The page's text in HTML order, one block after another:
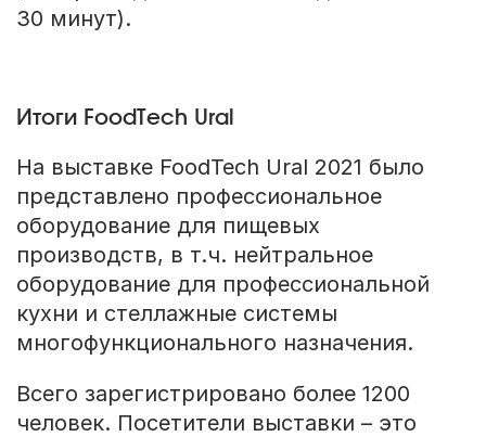
30 минут).
Итоги FoodTech Ural
На выставке FoodTech Ural 2021 было
представлено профессиональное
оборудование для пищевых
производств, в т.ч. нейтральное
оборудование для профессиональной
кухни и стеллажные системы
многофункционального назначения.
Всего зарегистрировано более 1200
человек. Посетители выставки – это